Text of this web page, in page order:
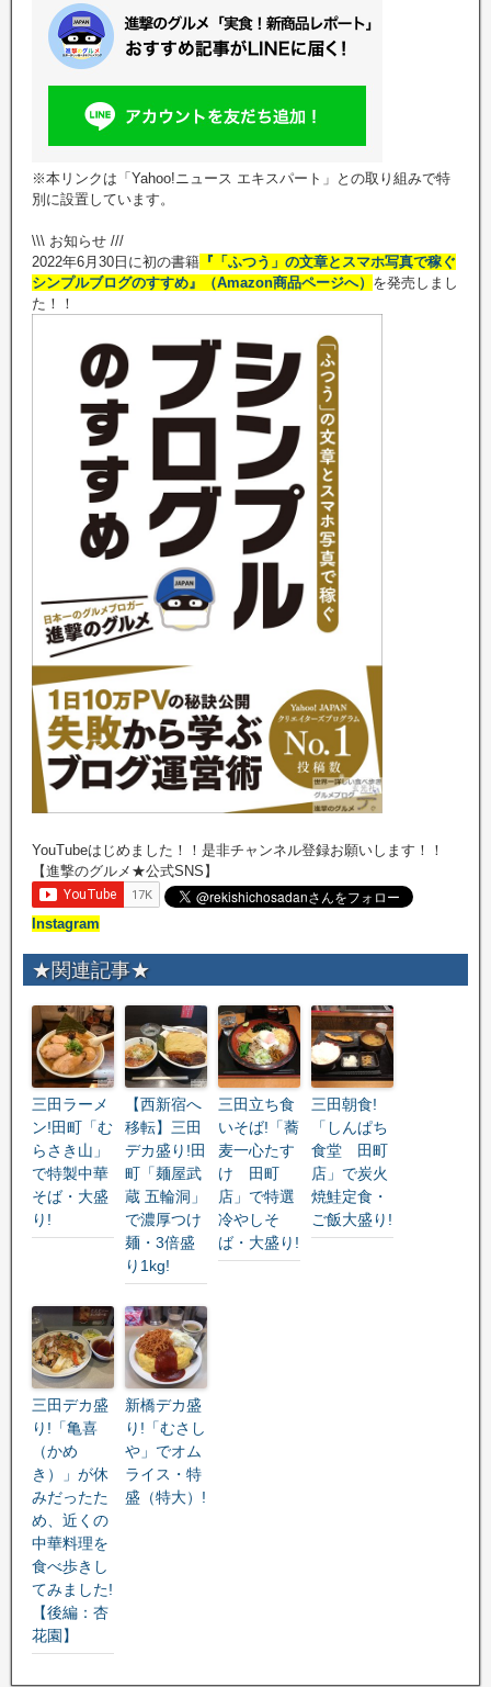
※本リンクは「Yahoo!ニュース エキスパート」との取り組みで特
別に設置しています。
\\\ お知らせ ///
2022年6月30日に初の書籍 『「ふつう」の文章とスマホ写真で稼ぐ
シンプルブログのすすめ』（Amazon商品ページへ） を発売しまし
た！！
YouTubeはじめました！！是非チャンネル登録お願いします！！
【進撃のグルメ★公式SNS】
Instagram
★関連記事★
三田ラーメ
ン!田町「む
らさき山」
で特製中華
そば・大盛
り!
【西新宿へ
移転】三田
デカ盛り!田
町「麺屋武
蔵 五輪洞」
で濃厚つけ
麺・3倍盛
り1kg!
三田立ち食
いそば!「蕎
麦一心たす
け 田町
店」で特選
冷やしそ
ば・大盛り!
三田朝食!
「しんぱち
食堂 田町
店」で炭火
焼鮭定食・
ご飯大盛り!
三田デカ盛
り!「亀喜
（かめ
き）」が休
みだったた
め、近くの
中華料理を
食べ歩きし
てみました!
【後編：杏
花園】
新橋デカ盛
り!「むさし
や」でオム
ライス・特
盛（特大）!